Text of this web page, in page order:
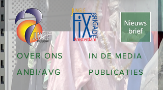
OVER ONS
IN DE MEDIA
ANBI/AVG
PUBLICATIES